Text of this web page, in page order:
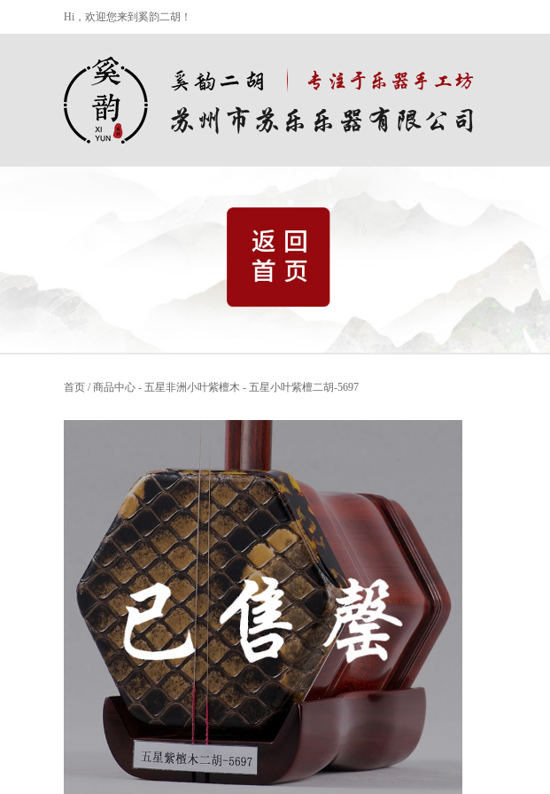
Hi，欢迎您来到奚韵二胡！
首页 / 商品中心 - 五星非洲小叶紫檀木 - 五星小叶紫檀二胡-5697